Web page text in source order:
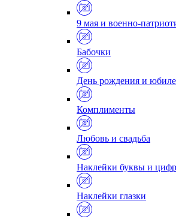
9 мая и военно-
Бабочки
День рождения и
Комплименты
Любовь и свадьба
Наклейки буквы и
Наклейки глазки